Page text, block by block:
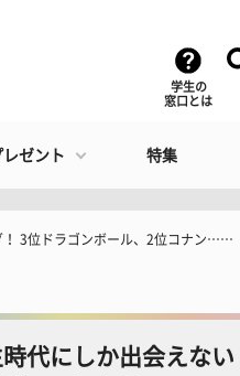
学生の
窓口とは
ゼント 特集
！ 3位ドラゴンボール、2位コナン……
代にしか出会えない